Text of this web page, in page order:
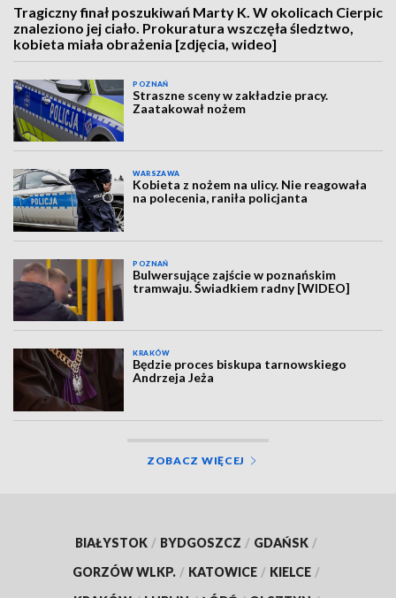
Tragiczny finał poszukiwań Marty K. W okolicach Cierpic
znaleziono jej ciało. Prokuratura wszczęła śledztwo,
kobieta miała obrażenia [zdjęcia, wideo]
POZNAŃ
Straszne sceny w zakładzie pracy.
Zaatakował nożem
WARSZAWA
Kobieta z nożem na ulicy. Nie reagowała
na polecenia, raniła policjanta
POZNAŃ
Bulwersujące zajście w poznańskim
tramwaju. Świadkiem radny [WIDEO]
KRAKÓW
Będzie proces biskupa tarnowskiego
Andrzeja Jeża
ZOBACZ WIĘCEJ
BIAŁYSTOK / BYDGOSZCZ / GDAŃSK /
GORZÓW WLKP. / KATOWICE / KIELCE /